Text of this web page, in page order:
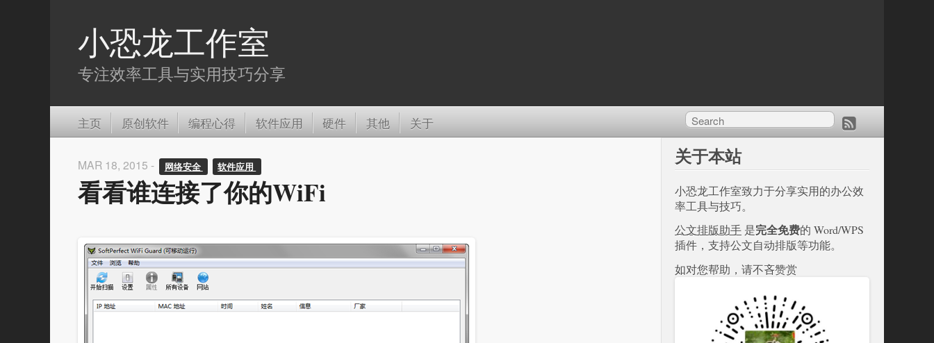
小恐龙工作室
专注效率工具与实用技巧分享
主页 原创软件 编程心得 软件应用 硬件 其他 关于
MAR 18, 2015 - 网络安全 软件应用
看看谁连接了你的WiFi
关于本站
小恐龙工作室致力于分享实用的办公效
率工具与技巧。
公文排版助手 是完全免费的 Word/WPS
插件，支持公文自动排版等功能。
如对您帮助，请不吝赞赏